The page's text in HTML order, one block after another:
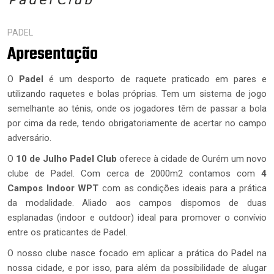
PADEL
Apresentação
O Padel é um desporto de raquete praticado em pares e
utilizando raquetes e bolas próprias. Tem um sistema de jogo
semelhante ao ténis, onde os jogadores têm de passar a bola
por cima da rede, tendo obrigatoriamente de acertar no campo
adversário.
O 10 de Julho Padel Club oferece à cidade de Ourém um novo
clube de Padel. Com cerca de 2000m2 contamos com 4
Campos Indoor WPT com as condições ideais para a prática
da modalidade. Aliado aos campos dispomos de duas
esplanadas (indoor e outdoor) ideal para promover o convívio
entre os praticantes de Padel.
O nosso clube nasce focado em aplicar a prática do Padel na
nossa cidade, e por isso, para além da possibilidade de alugar